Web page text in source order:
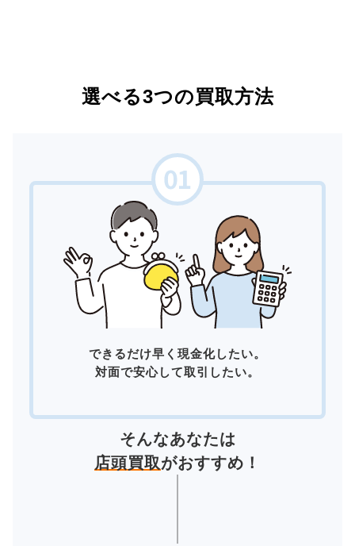
選べる3つの買取方法
できるだけ早く現金化したい。
対面で安心して取引したい。
そんなあなたは
店頭買取がおすすめ！